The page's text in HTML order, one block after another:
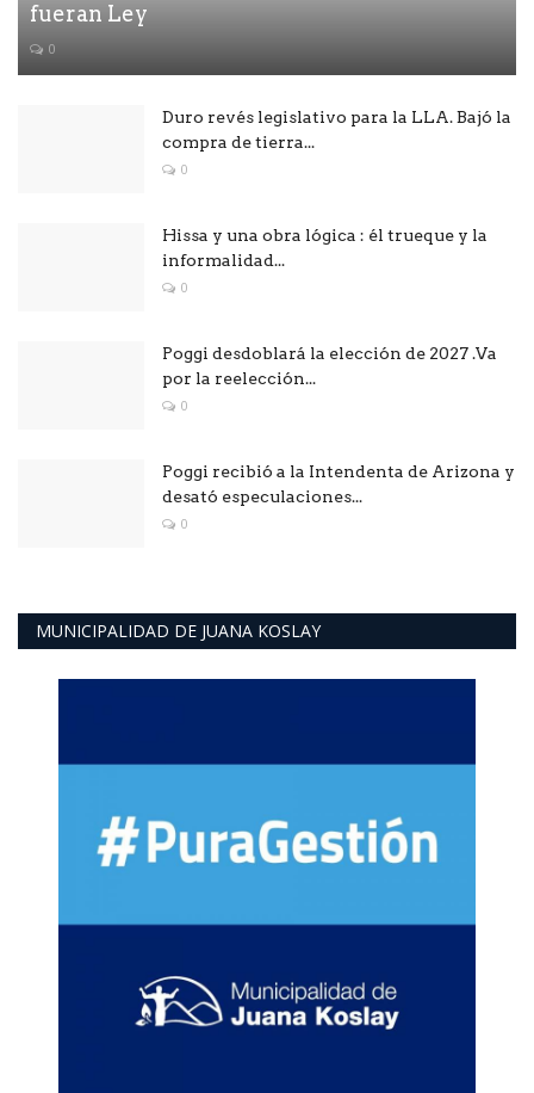
fueran Ley
0
Duro revés legislativo para la LLA. Bajó la
compra de tierra...
0
Hissa y una obra lógica : él trueque y la
informalidad...
0
Poggi desdoblará la elección de 2027 .Va
por la reelección...
0
Poggi recibió a la Intendenta de Arizona y
desató especulaciones...
0
MUNICIPALIDAD DE JUANA KOSLAY